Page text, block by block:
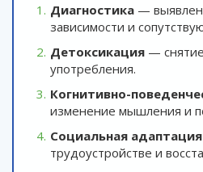
Диагностика —
зависимости и
Детоксикация —
употребления.
Когнитивно-
изменение мышления и
Социальная адаптация
трудоустройстве и